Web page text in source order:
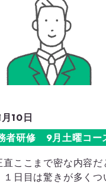
10日
者研修 9月土曜コー
直ここまで密な内容だ
１日目は驚きが多くつ